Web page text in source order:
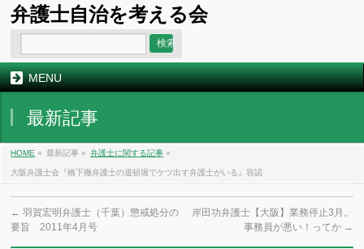
弁護士自治を考える会
MENU
最新記事
HOME » 最新記事 » 弁護士に関する記事 »
大阪弁護士会『橋下徹弁護士の道頓堀でケツ出す弁護士がいる』容認
← 羽賀宏明弁護士（千葉）懲戒処分の
要旨 2011年4月号
岸田功弁護士【大阪】業務停止3月。
事務員が悪い！ってか →